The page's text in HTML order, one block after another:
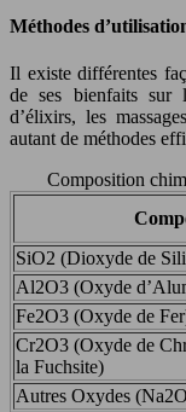
Méthodes
Il existe différentes
de ses bienfaits sur
d’élixirs, les
autant de méthodes
Composition
SiO2 (Dioxyde de
Al2O3 (Oxyde
Fe2O3 (Oxyde de
Cr2O3 (Oxyde de
la Fuchsite)
Autres Oxydes